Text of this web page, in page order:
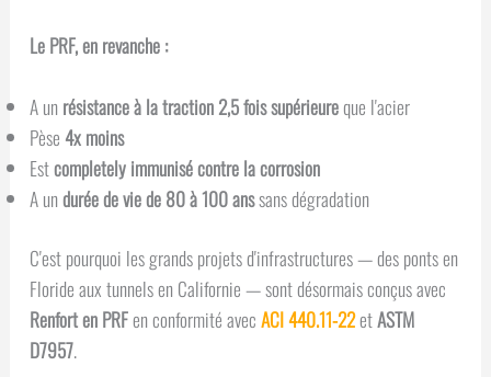
Le PRF, en revanche :
A unrésistance à la traction 2,5 fois supérieureque l'acier
Pèse 4x moins
Estcompletely immunisé contre la corrosion
A undurée de vie de 80 à 100 anssans dégradation
C'est pourquoi les grands projets d'infrastructures — des ponts en
Floride aux tunnels en Californie — sont désormais conçus avec
Renfort en PRFen conformité avecACI 440.11-22etASTM
D7957.